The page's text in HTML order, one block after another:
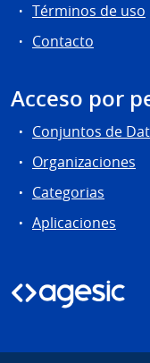
Términos de uso
Contacto
Acceso por
Conjuntos de
Organizaciones
Categorias
Aplicaciones